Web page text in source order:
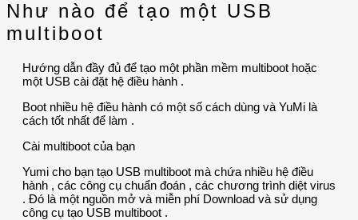
Như nào để tạo một USB
multiboot
Hướng dẫn đầy đủ để tạo một phần mềm multiboot hoặc
một USB cài đặt hệ điều hành .
Boot nhiều hệ điều hành có một số cách dùng và YuMi là
cách tốt nhất để làm .
Cài multiboot của bạn
Yumi cho bạn tạo USB multiboot mà chứa nhiều hệ điều
hành , các công cụ chuẩn đoán , các chương trình diệt virus
. Đó là một nguồn mở và miễn phí Download và sử dụng
công cụ tạo USB multiboot .